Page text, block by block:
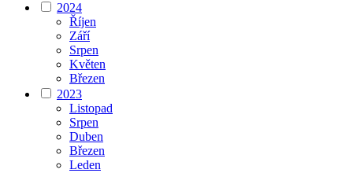
2024
Říjen
Září
Srpen
Květen
Březen
2023
Listopad
Srpen
Duben
Březen
Leden